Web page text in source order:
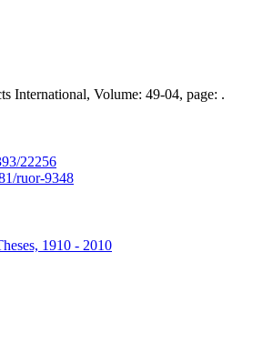
International, Volume: 49-04, page: .
22256
ruor-9348
1910 - 2010